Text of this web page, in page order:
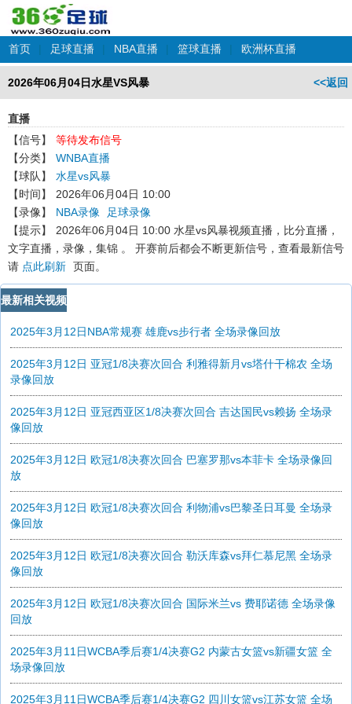
首页 | 足球直播 | NBA直播 | 篮球直播 | 欧洲杯直播
<<返回
2026年06月04日水星VS风暴
直播
【信号】
等待发布信号
【分类】
WNBA直播
【球队】
水星vs风暴
【时间】
2026年06月04日 10:00
【录像】
NBA录像
足球录像
【提示】
2026年06月04日 10:00 水星vs风暴视频直播，比分直播，
文字直播，录像，集锦 。 开赛前后都会不断更新信号，查看最新信号
请 点此刷新 页面。
最新相关视频
2025年3月12日NBA常规赛 雄鹿vs步行者 全场录像回放
2025年3月12日 亚冠1/8决赛次回合 利雅得新月vs塔什干棉农 全场
录像回放
2025年3月12日 亚冠西亚区1/8决赛次回合 吉达国民vs赖扬 全场录
像回放
2025年3月12日 欧冠1/8决赛次回合 巴塞罗那vs本菲卡 全场录像回
放
2025年3月12日 欧冠1/8决赛次回合 利物浦vs巴黎圣日耳曼 全场录
像回放
2025年3月12日 欧冠1/8决赛次回合 勒沃库森vs拜仁慕尼黑 全场录
像回放
2025年3月12日 欧冠1/8决赛次回合 国际米兰vs 费耶诺德 全场录像
回放
2025年3月11日WCBA季后赛1/4决赛G2 内蒙古女篮vs新疆女篮 全
场录像回放
2025年3月11日WCBA季后赛1/4决赛G2 四川女篮vs江苏女篮 全场